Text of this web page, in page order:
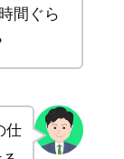
間ぐら
仕